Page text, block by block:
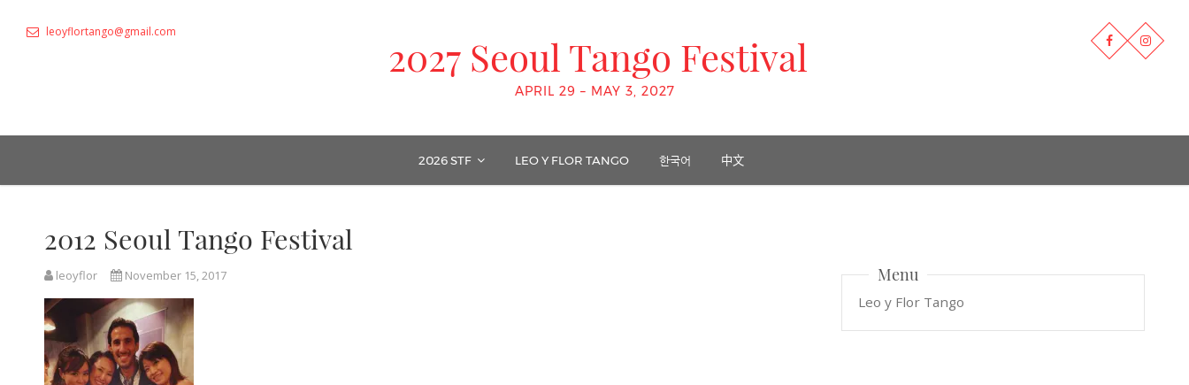
leoyflortango@gmail.com
2027 Seoul Tango Festival
APRIL 29 – MAY 3, 2027
2026 STF LEO Y FLOR TANGO 한국어 中文
2012 Seoul Tango Festival
leoyflor November 15, 2017 Menu
Leo y Flor Tango